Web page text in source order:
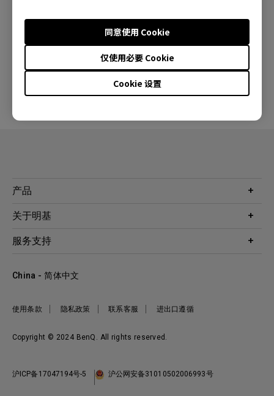
Cookie 设置
仅使用必要 Cookie
同意使用 Cookie
使用上述任何软件，即表示您同意我们的
。
产品
投影机
WiT智能灯
关于明基
公司简介
企业社会责任
服务支持
档案下载与常见问题
Copyright © 2024 BenQ. All rights reserved.
使用条款 隐私政策 联系客服 进出口遵循
China - 简体中文
沪ICP备17047194号-5 沪公网安备31010502006993号